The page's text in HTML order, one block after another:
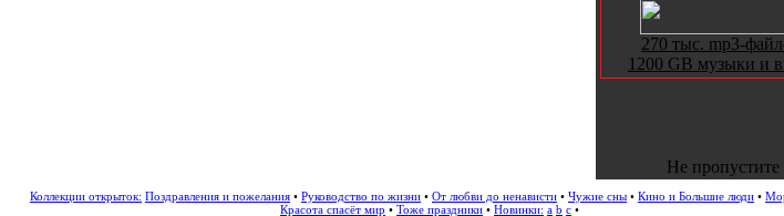
270 тыс. mp3-
1200 GB музыки и
Не пропустите
Коллекции открыток: Поздравления и пожелания • Руководство по жизни • От любви до ненависти • Чужие сны • Кино и Большие люди •
Красота спасёт мир • Тоже праздники • Новинки: a b c •